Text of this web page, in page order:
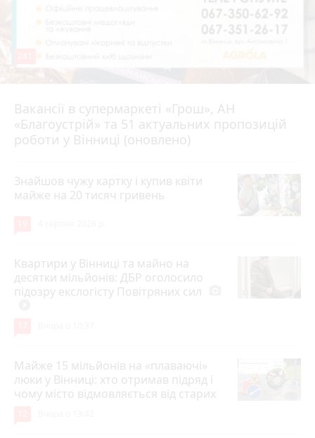
Вакансії в супермаркеті «Грош», АН
«Благоустрій» та 51 актуальних пропозицій
роботи у Вінниці (оновлено)
4 серпня 2026 р.
Знайшов чужу картку і купив квіти
майже на 20 тисяч гривень
Квартири у Вінниці та майно на
десятки мільйонів: ДБР оголосило
підозру екслогісту Повітряних сил
Майже 15 мільйонів на «плаваючі»
люки у Вінниці: хто отримав підряд і
чому місто відмовляється від старих